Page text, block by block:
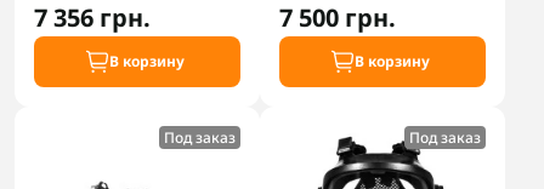
7 356 грн.
В корзину
7 500 грн.
В корзину
Под заказ Под заказ